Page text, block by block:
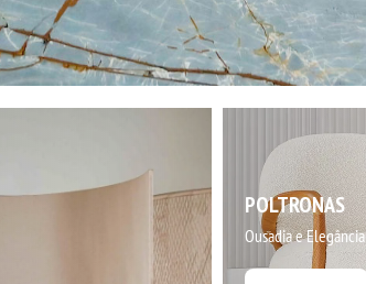
POLTRONAS
Ousadia e Elegância